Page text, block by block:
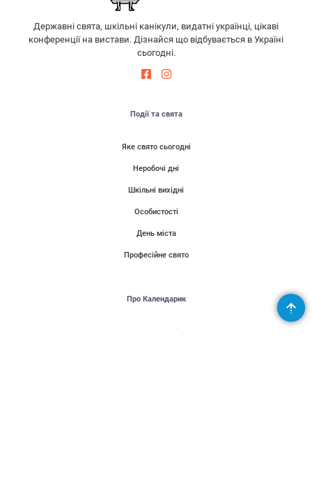
Державні свята, шкільні канікули, видатні українці, цікаві
конференції на вистави. Дізнайся що відбувається в Україні
сьогодні.
Події та свята
Яке свято сьогодні
Неробочі дні
Шкільні вихідні
Особистості
День міста
Професійне свято
Про Календарик